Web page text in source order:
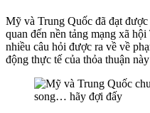
Mỹ và Trung Quốc đã đạt
quan đến nền tảng mạng xã
nhiều câu hỏi được ra về về
động thực tế của thỏa thuận